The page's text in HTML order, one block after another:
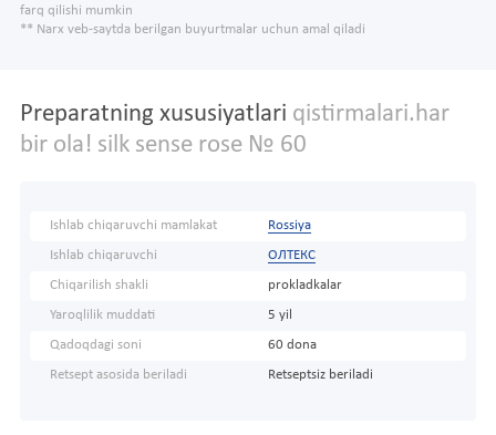
farq qilishi mumkin
** Narx veb-saytda berilgan buyurtmalar uchun amal qiladi
Preparatning xususiyatlari qistirmalari.har
bir ola! silk sense rose № 60
Ishlab chiqaruvchi mamlakat Rossiya
Ishlab chiqaruvchi ОЛТЕКС
Chiqarilish shakli prokladkalar
Yaroqlilik muddati 5 yil
Qadoqdagi soni 60 dona
Retsept asosida beriladi Retseptsiz beriladi